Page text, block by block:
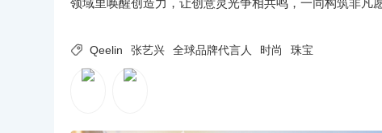
 Qeelin 张艺兴 全球品牌代言人 时尚 珠宝